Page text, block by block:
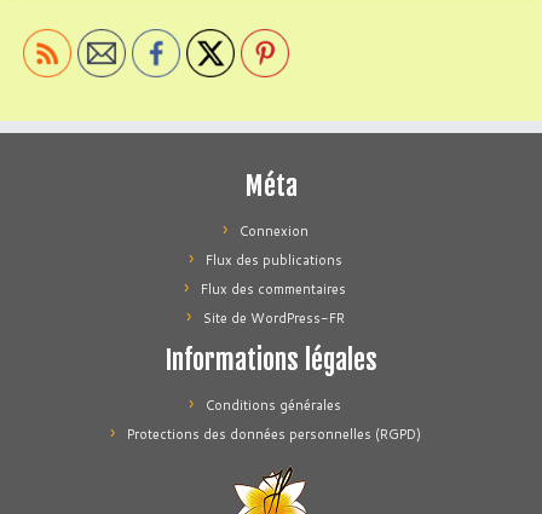
Méta
Connexion
Flux des publications
Flux des commentaires
Site de WordPress-FR
Informations légales
Conditions générales
Protections des données personnelles (RGPD)